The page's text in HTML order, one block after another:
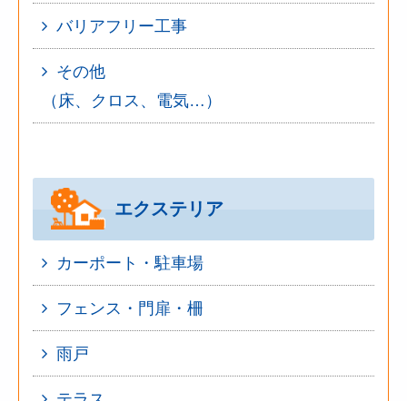
バリアフリー工事
その他
（床、クロス、電気…）
エクステリア
カーポート・駐車場
フェンス・門扉・柵
雨戸